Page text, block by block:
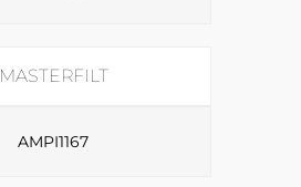
MASTERFILT
AMPI1167